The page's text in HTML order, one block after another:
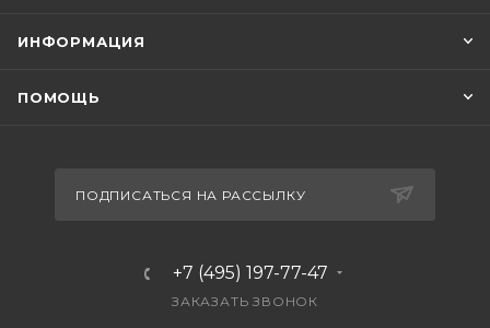
ИНФОРМАЦИЯ
ПОМОЩЬ
ПОДПИСАТЬСЯ НА РАССЫЛКУ
+7 (495) 197-77-47
ЗАКАЗАТЬ ЗВОНОК